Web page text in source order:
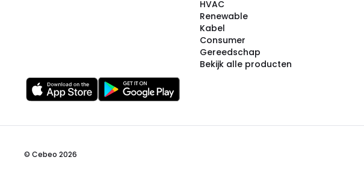
HVAC
Renewable
Kabel
Consumer
Gereedschap
Bekijk alle producten
© Cebeo 2026